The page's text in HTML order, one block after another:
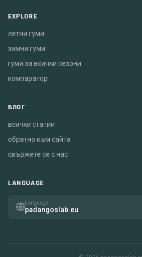
EXPLORE
летни гуми
зимни гуми
гуми за всички сезони
компаратор
БЛОГ
всички статии
обратно към сайта
свържете се с нас
LANGUAGE
Language
padangoslab.eu